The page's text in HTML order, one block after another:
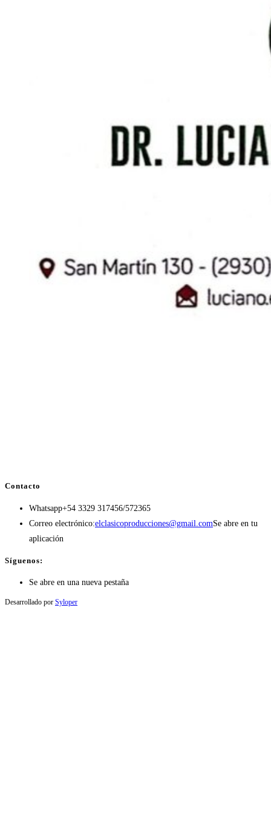
Contacto
Whatsapp+54 3329 317456/572365
Correo electrónico:elclasicoproducciones@gmail.comSe abre en tu
aplicación
Síguenos:
Se abre en una nueva pestaña
Desarrollado por Syloper